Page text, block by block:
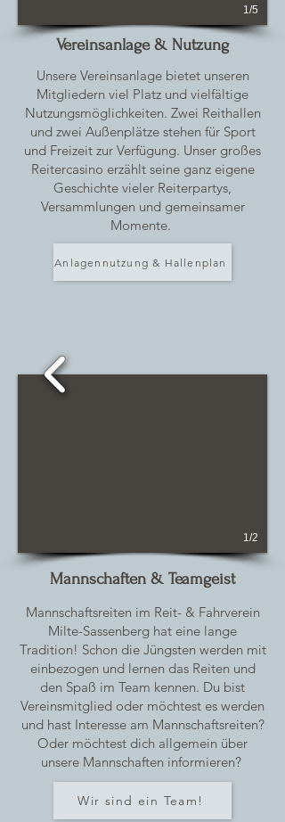
1/5
Vereinsanlage & Nutzung
Unsere Vereinsanlage bietet unseren
Mitgliedern viel Platz und vielfältige
Nutzungsmöglichkeiten. Zwei Reithallen
und zwei Außenplätze stehen für Sport
und Freizeit zur Verfügung. Unser großes
Reitercasino erzählt seine ganz eigene
Geschichte vieler Reiterpartys,
Versammlungen und gemeinsamer
Momente.
Anlagennutzung & Hallenplan
1/2
Mannschaften & Teamgeist
Mannschaftsreiten im Reit- & Fahrverein
Milte-Sassenberg hat eine lange
Tradition! Schon die Jüngsten werden mit
einbezogen und lernen das Reiten und
den Spaß im Team kennen. Du bist
Vereinsmitglied oder möchtest es werden
und hast Interesse am Mannschaftsreiten?
Oder möchtest dich allgemein über
unsere Mannschaften informieren?
Wir sind ein Team!